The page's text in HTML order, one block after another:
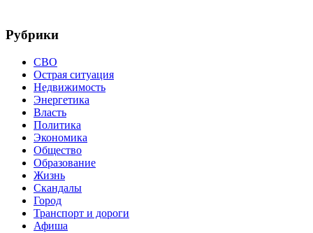
Рубрики
СВО
Острая ситуация
Недвижимость
Энергетика
Власть
Политика
Экономика
Общество
Образование
Жизнь
Скандалы
Город
Транспорт и дороги
Афиша